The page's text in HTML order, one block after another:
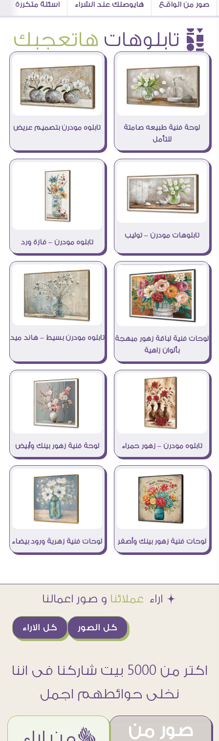
صور من الواقع هايوصلك عند الشراء اسئلة متكررة
è تابلوهات هاتعجبك
لوحة فنية طبيعه صامتة
للتأمل
تابلوه مودرن بتصميم عريض
تابلوهات مودرن – توليب
تابلوه مودرن – فازة ورد
لوحات فنية لباقة زهور مبهجة
بألوان زاهية
تابلوه مودرن بسيط – هاند ميد
تابلوه مودرن – زهور حمراء لوحة فنية زهور بينك وأبيض
لوحات فنية زهور بينك وأصفر لوحات فنية زهرية ورود بيضاء
Æ اراء عملائنا و صور اعمالنا
كل الاراء كل الصور
اكتر من 5000 بيت شاركنا فى اننا
نخلى حوائطهم اجمل
صور من